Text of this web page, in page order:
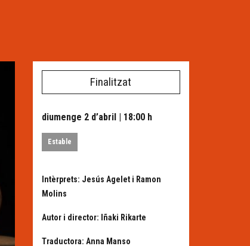
Finalitzat
diumenge 2 d’abril 18:00 h
Estable
Intèrprets: Jesús Agelet i Ramon
Molins
Autor i director: Iñaki Rikarte
Traductora: Anna Manso